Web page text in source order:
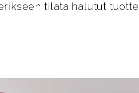
tilata halutut